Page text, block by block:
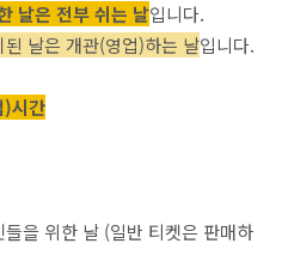
날은 전부 쉬는 날입니다.
날은 개관(영업)하는 날입니다.
시간
을 위한 날 (일반 티켓은 판매하